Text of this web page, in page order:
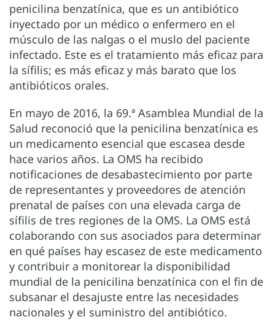
penicilina benzatínica, que es un antibiótico
inyectado por un médico o enfermero en el
músculo de las nalgas o el muslo del paciente
infectado. Este es el tratamiento más eficaz para
la sífilis; es más eficaz y más barato que los
antibióticos orales.
En mayo de 2016, la 69.ª Asamblea Mundial de la
Salud reconoció que la penicilina benzatínica es
un medicamento esencial que escasea desde
hace varios años. La OMS ha recibido
notificaciones de desabastecimiento por parte
de representantes y proveedores de atención
prenatal de países con una elevada carga de
sífilis de tres regiones de la OMS. La OMS está
colaborando con sus asociados para determinar
en qué países hay escasez de este medicamento
y contribuir a monitorear la disponibilidad
mundial de la penicilina benzatínica con el fin de
subsanar el desajuste entre las necesidades
nacionales y el suministro del antibiótico.